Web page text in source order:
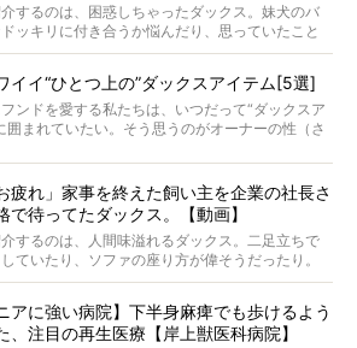
するのは、困惑しちゃったダックス。妹犬のバ
ッキリに付き合うか悩んだり、思っていたこと
に陥ったり。そんなお悩み全開なダックスの様
イイ“ひとつ上の”ダックスアイテム[5選]
ンドを愛する私たちは、いつだって“ダックスア
囲まれていたい。そう思うのがオーナーの性（さ
。
疲れ」家事を終えた飼い主を企業の社長さ
で待ってたダックス。【動画】
するのは、人間味溢れるダックス。二足立ちで
ていたり、ソファの座り方が偉そうだったり。
を発しそうなダックスの姿は、もう人間にしか
アに強い病院】下半身麻痺でも歩けるよう
、注目の再生医療【岸上獣医科病院】